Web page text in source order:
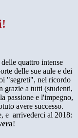
quattro intense
delle sue aule e dei
"segreti", nel ricordo
grazie a tutti (studenti,
passione e l'impegno,
avere successo.
e arrivederci al 2018:
!